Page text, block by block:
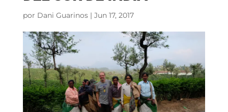
por Dani Guarinos| Jun 17, 2017